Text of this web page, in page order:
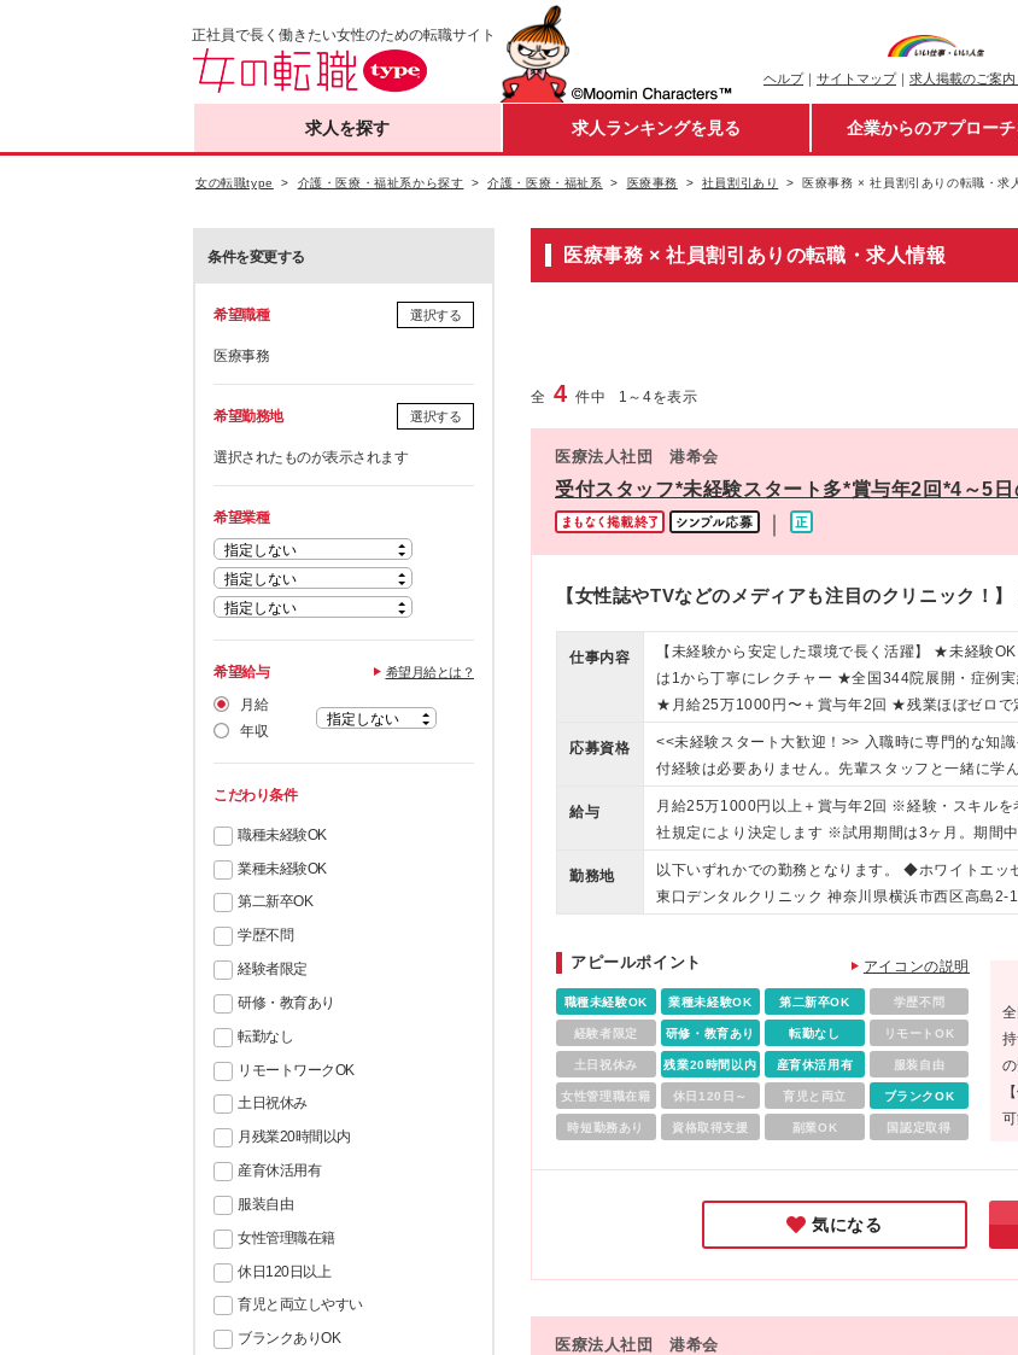
正社員で長く働きたい女性のための転職サイト
ヘルプ｜ サイトマップ｜ 求人掲載のご案内
求人を探す 求人ランキングを見る 企業からのアプロー
女の転職type 介護・医療・福祉系から探す 介護・医療・福祉系 医療事務 社員割引あり 医療事務 × 社員割引ありの転職・求
条件を変更する
希望職種 選択する
医療事務
希望勤務地 選択する
選択されたものが表示されます
希望業種
希望給与 希望月給とは？
月給
年収
こだわり条件
職種未経験OK
業種未経験OK
第二新卒OK
学歴不問
経験者限定
研修・教育あり
転勤なし
リモートワークOK
土日祝休み
月残業20時間以内
産育休活用有
服装自由
女性管理職在籍
休日120日以上
育児と両立しやすい
ブランクありOK
医療事務 × 社員割引ありの転職・求人情報
全4 件中 1 ～4を表示
医療法人社団 港希会
受付スタッフ*未経験スタート多*賞与年2回*4～5
【女性誌やTVなどのメディアも注目のクリニック！
仕事内容
【未経験から安定した環境で長く活躍】 ★未経験
は1から丁寧にレクチャー ★全国344院展開・症例
★月給25万1000円〜＋賞与年2回 ★残業ほぼゼロで
★4〜5連休も取得OK
応募資格
<<未経験スタート大歓迎！>> 入職時に専門的な知
付経験は必要ありません。先輩スタッフと一緒に学
境でレクチャーするのでご安心ください♪ ※専門卒
な方にピッタリです♪／ ●人と話すことが好きな方 ●
長く働きたい方 ●働きながらキレイになりたい方
給与
月給25万1000円以上＋賞与年2回 ※経験・スキルを
社規定により決定します ※試用期間は3ヶ月。期間
態・待遇に差異はありません ※月給にはみなし残業
ます。 月給25万1000円の場合（25時間分/37000
ます。残業超過分は別途支給します ※みなし残業25
よって支給がない場合があります ※入社から半年以
祝日手当あり 【給与例】 ◆月給31万5千円（入社4年
年2回
勤務地
以下いずれかでの勤務となります。 ◆ホワイトエッ
東口デンタルクリニック 神奈川県横浜市西区高島2-
生町4-75 JTB・YN馬車道ビル1F 《交通》 京浜東
線「関内駅」徒歩5分 横浜市営地下鉄線「関内駅」
とみらい線「馬車道駅」徒歩3分 ※本社所在地：神
更の範囲)上記を除く当社関連勤務地
アピールポイント アイコンの説明
職種未経験OK 業種未経験OK 第二新卒OK 学歴不問
経験者限定 研修・教育あり 転勤なし リモートOK
土日祝休み 残業20時間以内 産育休活用有 服装自由
女性管理職在籍 休日120日～ 育児と両立 ブランクOK
時短勤務あり 資格取得支援 副業OK 国認定取得
気になる
医療法人社団 港希会